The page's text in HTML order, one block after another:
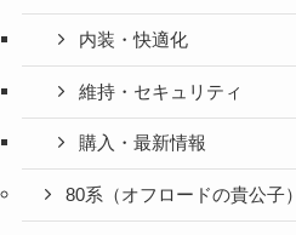
内装・快適化
維持・セキュリティ
購入・最新情報
80系（オフロードの貴公子）